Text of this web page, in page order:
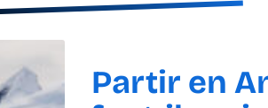
Partir en